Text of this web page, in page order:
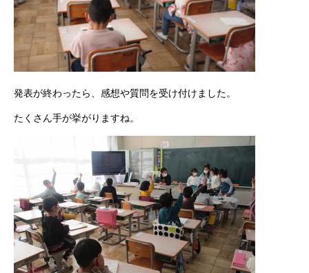
発表が終わったら、感想や質問を受け付けました。
たくさん手が挙がりますね。